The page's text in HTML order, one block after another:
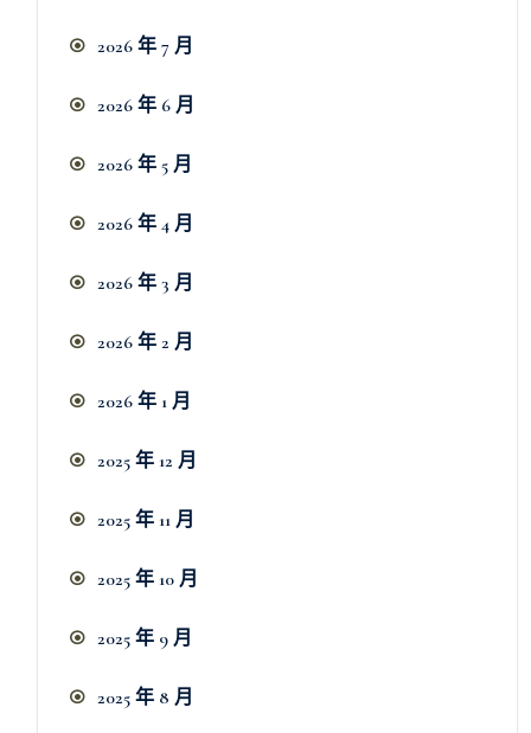
2026 年 7 月
2026 年 6 月
2026 年 5 月
2026 年 4 月
2026 年 3 月
2026 年 2 月
2026 年 1 月
2025 年 12 月
2025 年 11 月
2025 年 10 月
2025 年 9 月
2025 年 8 月